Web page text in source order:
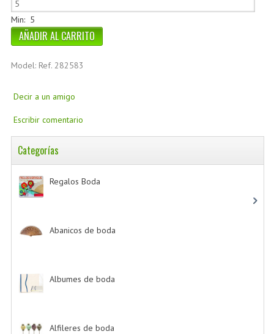
Min: 5
Model: Ref. 282583
Decir a un amigo
Escribir comentario
Categorías
Regalos Boda
Abanicos de boda
Albumes de boda
Alfileres de boda